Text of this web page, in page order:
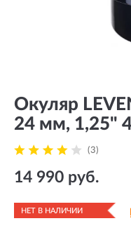
Окуляр
24 мм, 1,25"
(3)
14 990 руб.
НЕТ В НАЛИЧИИ